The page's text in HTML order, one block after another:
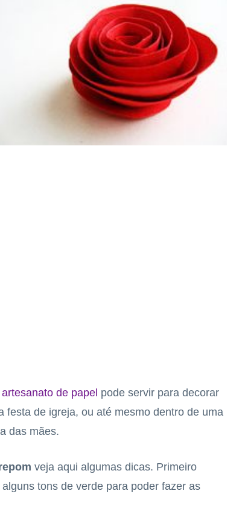
artesanato de papel pode servir para decorar
festa de igreja, ou até mesmo dentro de uma
das mães.
veja aqui algumas dicas. Primeiro
tons de verde para poder fazer as